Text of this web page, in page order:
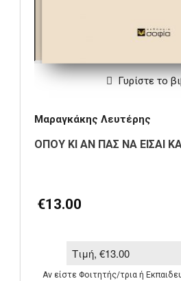
Γυρίστε το
Μαραγκάκης Λευτέρης
ΟΠΟΥ ΚΙ ΑΝ ΠΑΣ ΝΑ ΕΙΣΑΙ
€13.00
Αν είστε Φοιτητής/τρια ή